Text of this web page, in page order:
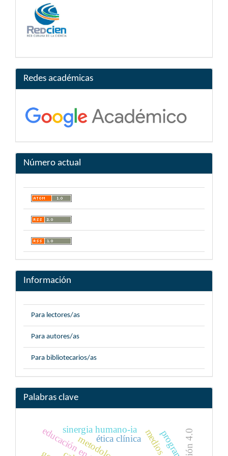
Redes académicas
Número actual
Información
Para lectores/as
Para autores/as
Para bibliotecarios/as
Palabras clave
sinergia humano-ia
ética clínica programa